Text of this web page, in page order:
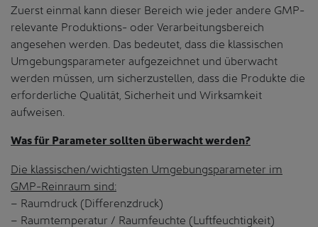
Zuerst einmal kann dieser Bereich wie jeder andere GMP-
relevante Produktions- oder Verarbeitungsbereich
angesehen werden. Das bedeutet, dass die klassischen
Umgebungsparameter aufgezeichnet und überwacht
werden müssen, um sicherzustellen, dass die Produkte die
erforderliche Qualität, Sicherheit und Wirksamkeit
aufweisen.
Was für Parameter sollten überwacht werden?
Die klassischen/wichtigsten Umgebungsparameter im
GMP-Reinraum sind:
– Raumdruck (Differenzdruck)
– Raumtemperatur / Raumfeuchte (Luftfeuchtigkeit)